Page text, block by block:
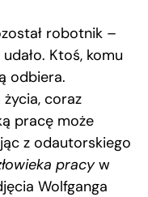
robotnik –
Ktoś, komu
odbiera.
coraz
pracę może
z odautorskiego
pracyw
Wolfganga